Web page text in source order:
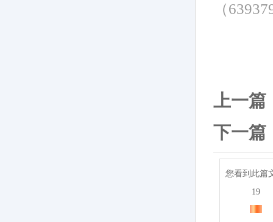
（
上一篇
下一篇
您看到此篇
19